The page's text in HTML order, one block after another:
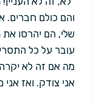
והם כולם חברים.
שלי, הם יהרסו את
עובר על כל
מה אם זה לא
אני צודק. ואז